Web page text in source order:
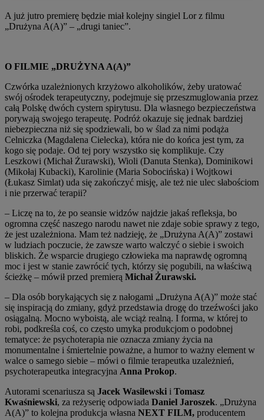
A już jutro premierę będzie miał kolejny singiel Lor z filmu
„Drużyna A(A)” – „drugi taniec”.
O FILMIE „DRUŻYNA A(A)”
Czwórka uzależnionych krzyżowo alkoholików, żeby uratować
swój ośrodek terapeutyczny, podejmuje się przeszmuglowania przez
całą Polskę dwóch cystern spirytusu. Dla własnego bezpieczeństwa
porywają swojego terapeutę. Podróż okazuje się jednak bardziej
niebezpieczna niż się spodziewali, bo w ślad za nimi podąża
Celniczka (Magdalena Cielecka), która nie do końca jest tym, za
kogo się podaje. Od tej pory wszystko się komplikuje. Czy
Leszkowi (Michał Żurawski), Wioli (Danuta Stenka), Dominikowi
(Mikołaj Kubacki), Karolinie (Maria Sobocińska) i Wojtkowi
(Łukasz Simlat) uda się zakończyć misję, ale też nie ulec słabościom
i nie przerwać terapii?
– Liczę na to, że po seansie widzów najdzie jakaś refleksja, bo
ogromna część naszego narodu nawet nie zdaje sobie sprawy z tego,
że jest uzależniona. Mam też nadzieję, że „Drużyna A(A)” zostawi
w ludziach poczucie, że zawsze warto walczyć o siebie i swoich
bliskich. Że wsparcie drugiego człowieka ma naprawdę ogromną
moc i jest w stanie zawrócić tych, którzy się pogubili, na właściwą
ścieżkę – mówił przed premierą Michał Żurawski.
– Dla osób borykających się z nałogami „Drużyna A(A)” może stać
się inspiracją do zmiany, gdyż przedstawia drogę do trzeźwości jako
osiągalną. Mocno wyboistą, ale wciąż realną. I forma, w której to
robi, podkreśla coś, co często umyka produkcjom o podobnej
tematyce: że psychoterapia nie oznacza zmiany życia na
monumentalne i śmiertelnie poważne, a humor to ważny element w
walce o samego siebie – mówi o filmie terapeutka uzależnień,
psychoterapeutka integracyjna Anna Prokop.
Autorami scenariusza są Jacek Wasilewski i Tomasz
Kwaśniewski, za reżyserię odpowiada Daniel Jaroszek. „Drużyna
A(A)” to kolejna produkcja własna NEXT FILM, producentem